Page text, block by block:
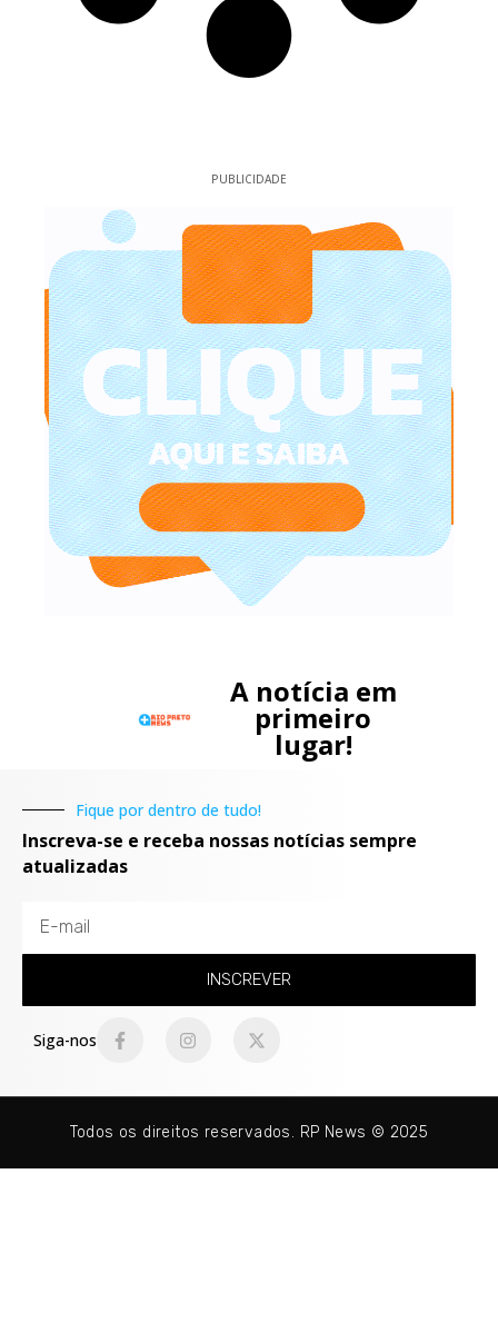
PUBLICIDADE
A notícia em
primeiro
lugar!
Fique por dentro de tudo!
Inscreva-se e receba nossas notícias sempre
atualizadas
INSCREVER
Siga-nos
Todos os direitos reservados. RP News © 2025